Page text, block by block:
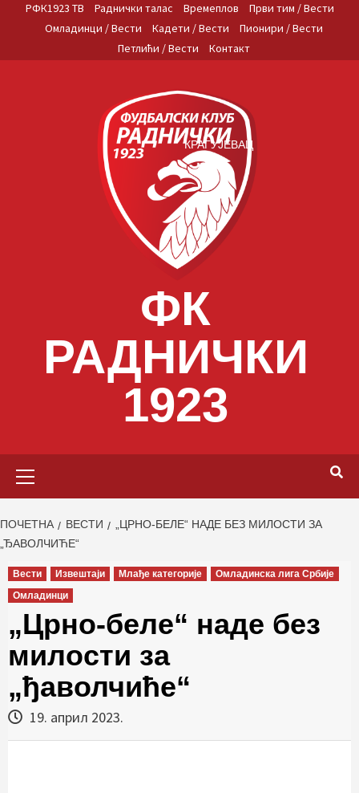
РФК1923 ТВ Раднички талас Времеплов
Први тим / Вести
Омладинци / Вести
Кадети / Вести
Пионири / Вести
Петлићи / Вести
Контакт
ФК
РАДНИЧКИ
1923
КРАГУЈЕВАЦ
ПОЧЕТНА ВЕСТИ
„ЦРНО-БЕЛЕ“ НАДЕ БЕЗ МИЛОСТИ ЗА
„ЂАВОЛЧИЋЕ“
Вести Извештаји Млађе категорије
Омладинска лига Србије
Омладинци
„Црно-беле“ наде без
милости за
„ђаволчиће“
19. април 2023.